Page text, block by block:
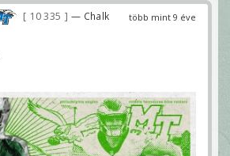
több mint 9 éve
10 335
— Chalk